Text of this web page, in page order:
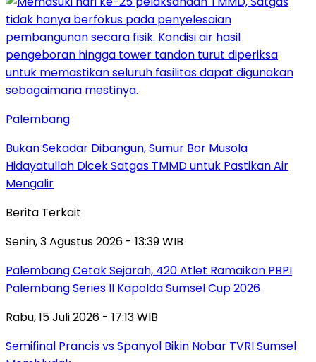
Palembang
Bukan Sekadar Dibangun, Sumur Bor Musola
Hidayatullah Dicek Satgas TMMD untuk Pastikan Air
Mengalir
Berita Terkait
Senin, 3 Agustus 2026 - 13:39 WIB
Palembang Cetak Sejarah, 420 Atlet Ramaikan PBPI
Palembang Series II Kapolda Sumsel Cup 2026
Rabu, 15 Juli 2026 - 17:13 WIB
Semifinal Prancis vs Spanyol Bikin Nobar TVRI Sumsel